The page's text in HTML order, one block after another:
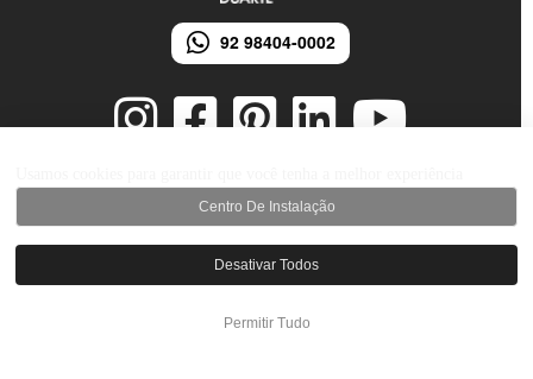
92 98404-0002
© 2026 Instituto Durango Duarte - Todos os direitos reservados.
Desenvolvido por iMarketing Agência Digital
Centro De Instalação
Desativar Todos
Permitir Tudo